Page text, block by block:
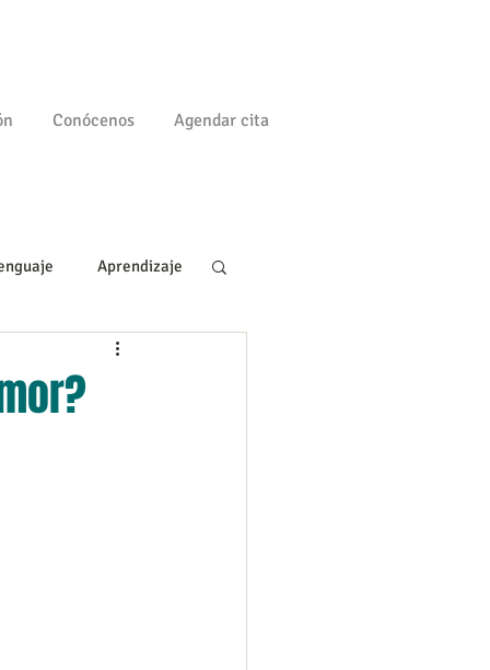
Conócenos Agendar cita
Aprendizaje